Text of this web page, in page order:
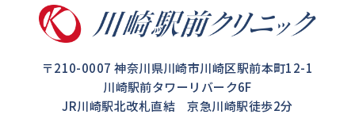
〒210-0007 神奈川県川崎市川崎区駅前本町12-1
川崎駅前タワーリバーク6F
JR川崎駅北改札直結京急川崎駅徒歩2分